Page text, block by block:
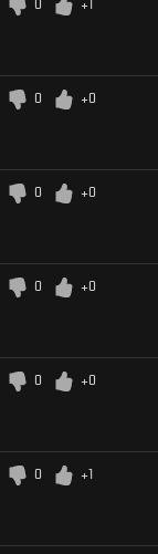
+1
0
+0
0
+0
0
+0
0
+0
0
+1
0